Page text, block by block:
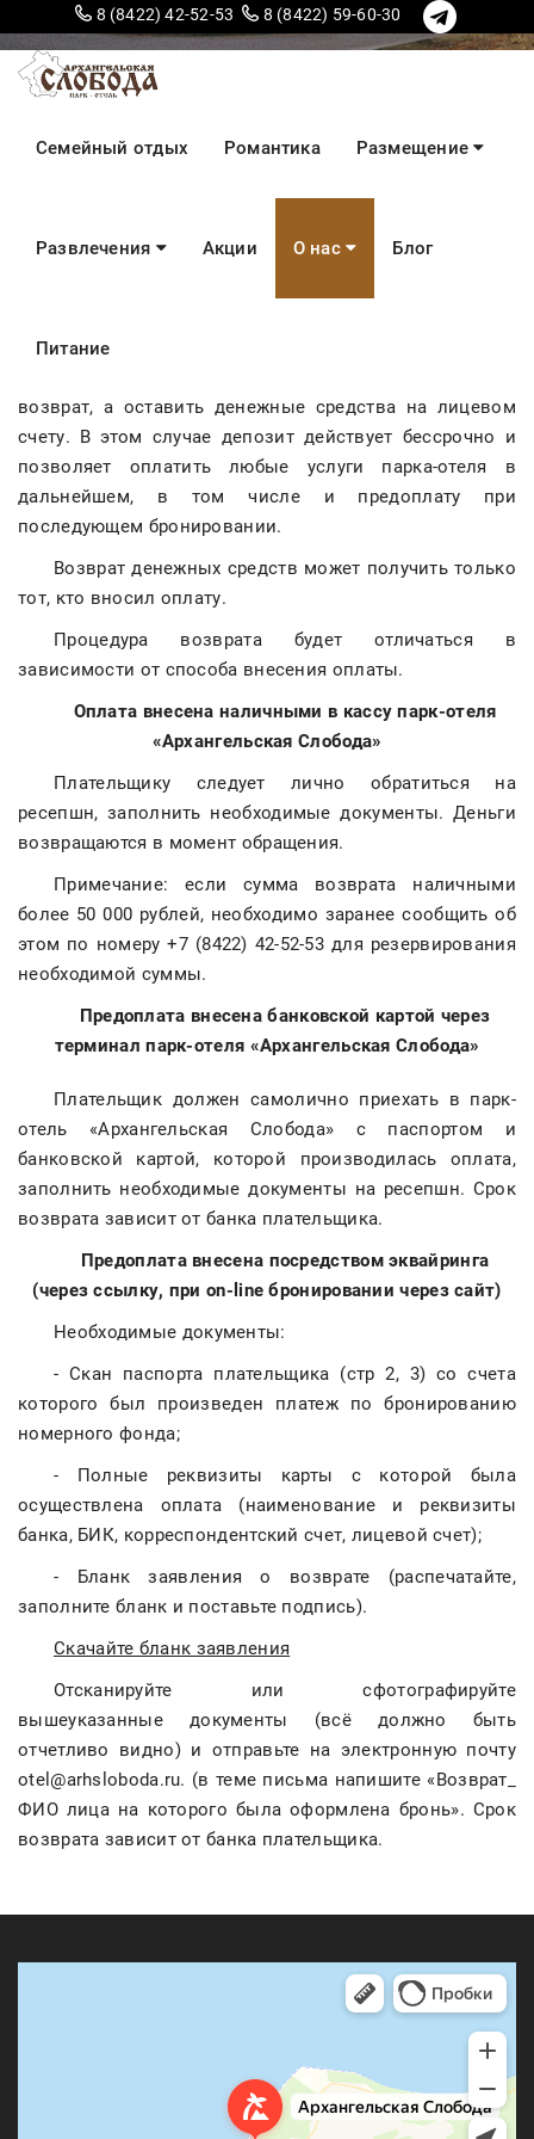
8 (8422) 42-52-53 8 (8422) 59-60-30
Семейный отдых Романтика Размещение
Развлечения Акции О нас Блог
Питание
Правила возврата
возможен в связи с досрочным выездом или не
возврат, а оставить денежные средства на лицевом
счету. В этом случае депозит действует бессрочно и
позволяет оплатить любые услуги парка-отеля в
дальнейшем, в том числе и предоплату при
последующем бронировании.
Возврат денежных средств может получить только
тот, кто вносил оплату.
Процедура возврата будет отличаться в
зависимости от способа внесения оплаты.
Оплата внесена наличными в кассу парк-отеля
«Архангельская Слобода»
Плательщику следует лично обратиться на
ресепшн, заполнить необходимые документы. Деньги
возвращаются в момент обращения.
Примечание: если сумма возврата наличными
более 50 000 рублей, необходимо заранее сообщить об
этом по номеру +7 (8422) 42-52-53 для резервирования
необходимой суммы.
Предоплата внесена банковской картой через
терминал парк-отеля «Архангельская Слобода»
Плательщик должен самолично приехать в парк-
отель «Архангельская Слобода» с паспортом и
банковской картой, которой производилась оплата,
заполнить необходимые документы на ресепшн. Срок
возврата зависит от банка плательщика.
Предоплата внесена посредством эквайринга
(через ссылку, при on-line бронировании через сайт)
Необходимые документы:
- Скан паспорта плательщика (стр 2, 3) со счета
которого был произведен платеж по бронированию
номерного фонда;
- Полные реквизиты карты с которой была
осуществлена оплата (наименование и реквизиты
банка, БИК, корреспондентский счет, лицевой счет);
- Бланк заявления о возврате (распечатайте,
заполните бланк и поставьте подпись).
Скачайте бланк заявления
Отсканируйте или сфотографируйте
вышеуказанные документы (всё должно быть
отчетливо видно) и отправьте на электронную почту
otel@arhsloboda.ru. (в теме письма напишите «Возврат_
ФИО лица на которого была оформлена бронь». Срок
возврата зависит от банка плательщика.